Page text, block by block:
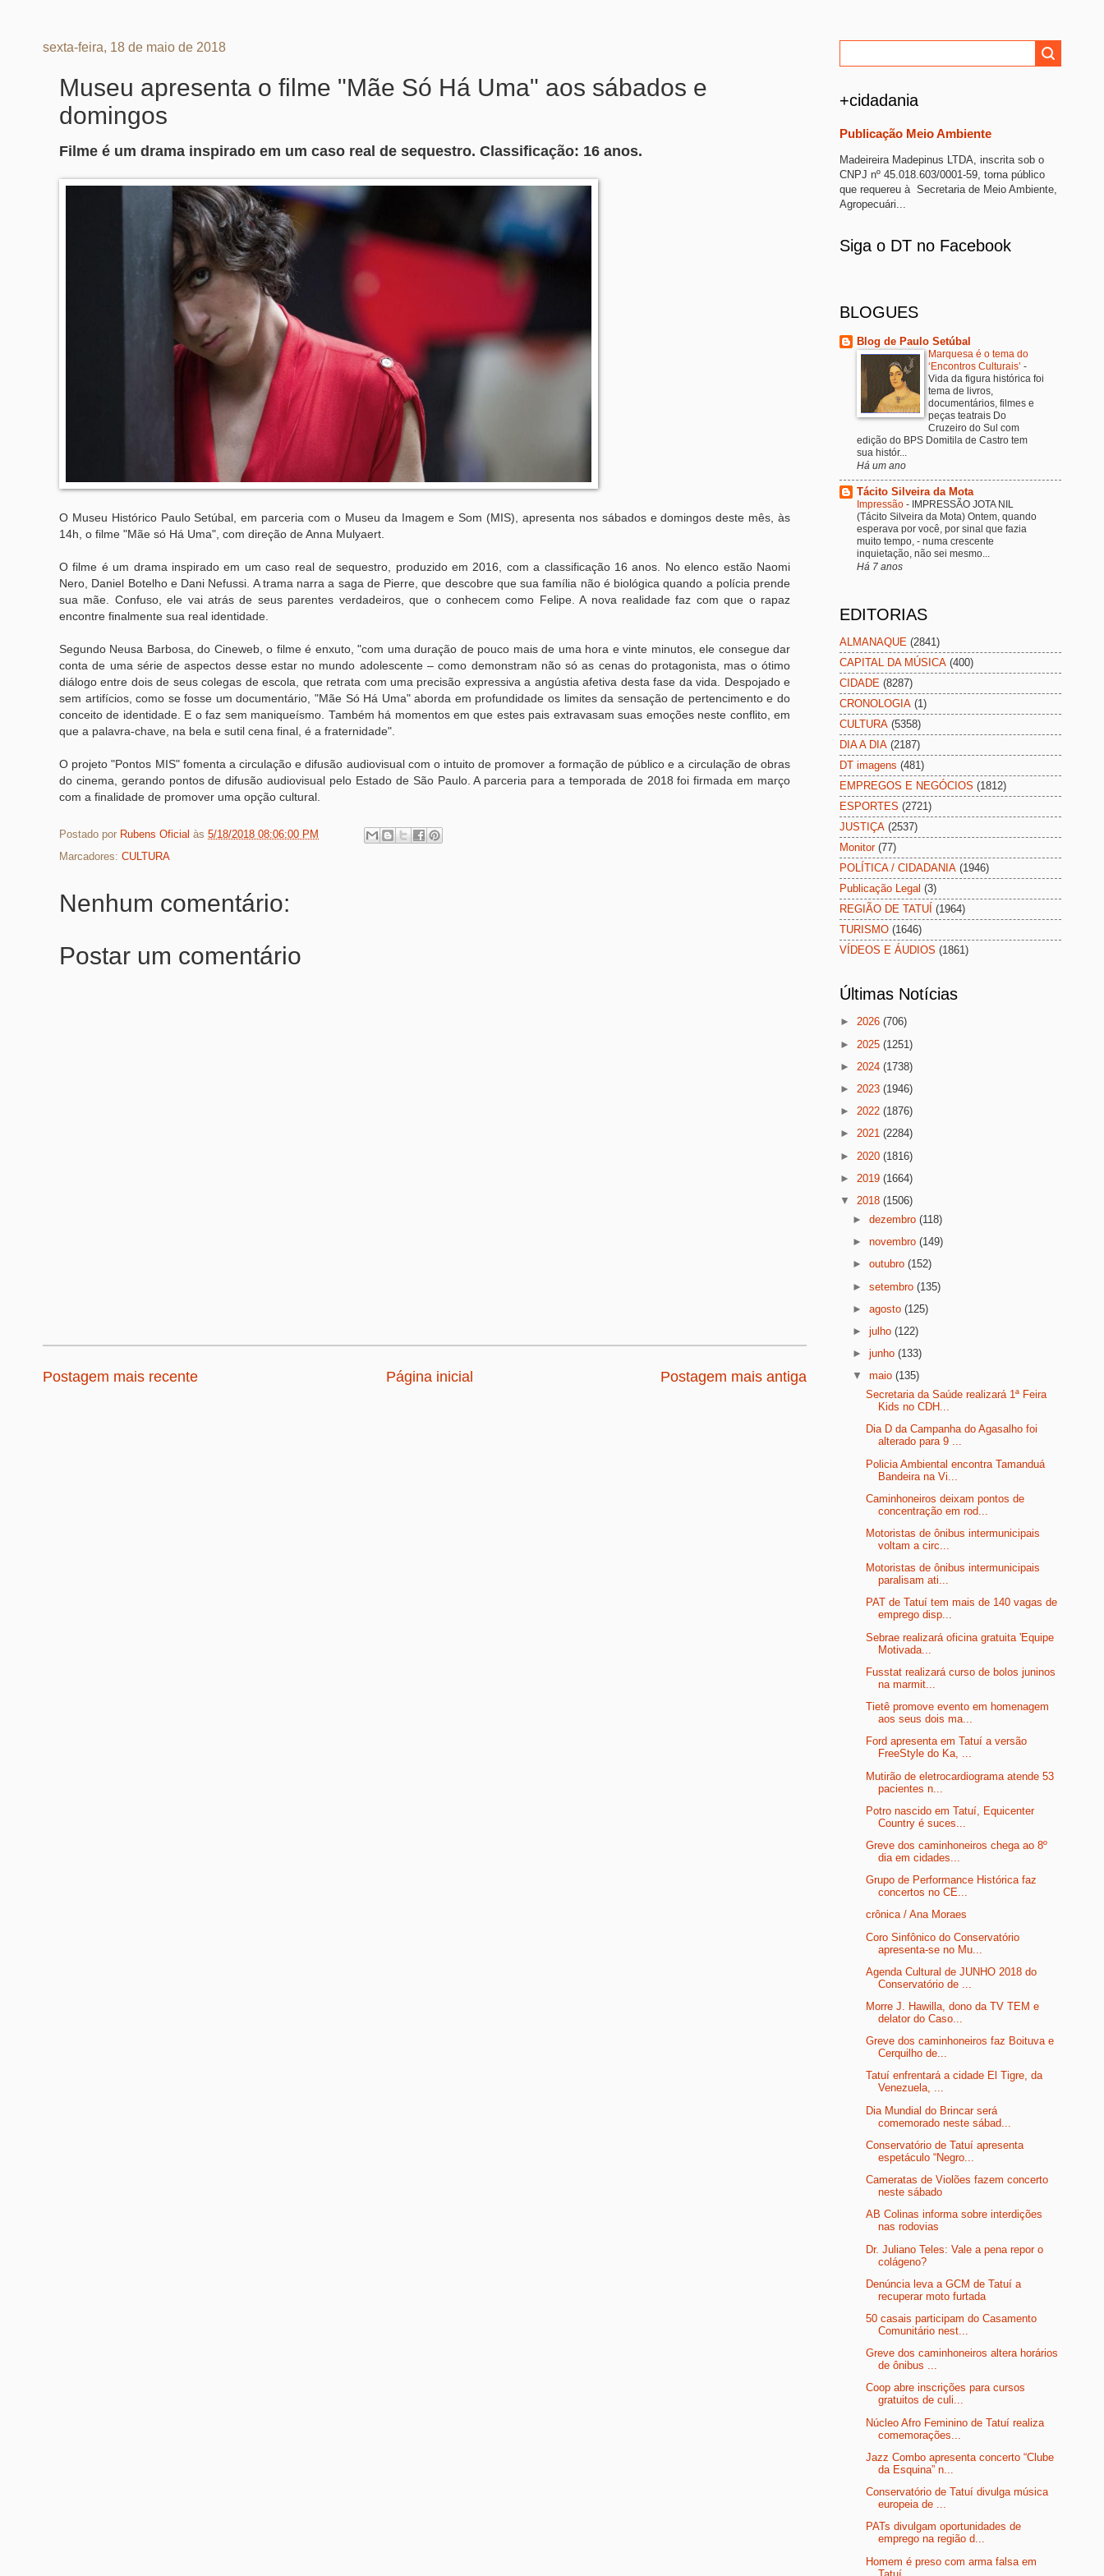
sexta-feira, 18 de maio de 2018
Museu apresenta o filme "Mãe Só Há Uma" aos sábados e
domingos
Filme é um drama inspirado em um caso real de sequestro. Classificação: 16 anos.
O Museu Histórico Paulo Setúbal, em parceria com o Museu da Imagem e Som (MIS), apresenta nos sábados e domingos deste mês, às
14h, o filme "Mãe só Há Uma", com direção de Anna Mulyaert.
O filme é um drama inspirado em um caso real de sequestro, produzido em 2016, com a classificação 16 anos. No elenco estão Naomi
Nero, Daniel Botelho e Dani Nefussi. A trama narra a saga de Pierre, que descobre que sua família não é biológica quando a polícia prende
sua mãe. Confuso, ele vai atrás de seus parentes verdadeiros, que o conhecem como Felipe. A nova realidade faz com que o rapaz
encontre finalmente sua real identidade.
Segundo Neusa Barbosa, do Cineweb, o filme é enxuto, "com uma duração de pouco mais de uma hora e vinte minutos, ele consegue dar
conta de uma série de aspectos desse estar no mundo adolescente – como demonstram não só as cenas do protagonista, mas o ótimo
diálogo entre dois de seus colegas de escola, que retrata com uma precisão expressiva a angústia afetiva desta fase da vida. Despojado e
sem artifícios, como se fosse um documentário, "Mãe Só Há Uma" aborda em profundidade os limites da sensação de pertencimento e do
conceito de identidade. E o faz sem maniqueísmo. Também há momentos em que estes pais extravasam suas emoções neste conflito, em
que a palavra-chave, na bela e sutil cena final, é a fraternidade".
O projeto "Pontos MIS" fomenta a circulação e difusão audiovisual com o intuito de promover a formação de público e a circulação de obras
do cinema, gerando pontos de difusão audiovisual pelo Estado de São Paulo. A parceria para a temporada de 2018 foi firmada em março
com a finalidade de promover uma opção cultural.
Postado por Rubens Oficial às 5/18/2018 08:06:00 PM
Marcadores: CULTURA
Nenhum comentário:
Postar um comentário
Postagem mais recente Postagem mais antiga
Página inicial
+cidadania
Publicação Meio Ambiente
Madeireira Madepinus LTDA, inscrita sob o
CNPJ nº 45.018.603/0001-59, torna público
que requereu à Secretaria de Meio Ambiente,
Agropecuári...
Siga o DT no Facebook
BLOGUES
Blog de Paulo Setúbal
Marquesa é o tema do
‘Encontros Culturais’ -
Vida da figura histórica foi
tema de livros,
documentários, filmes e
peças teatrais Do
Cruzeiro do Sul com
edição do BPS Domitila de Castro tem
sua histór...
Há um ano
Tácito Silveira da Mota
Impressão - IMPRESSÃO JOTA NIL
(Tácito Silveira da Mota) Ontem, quando
esperava por você, por sinal que fazia
muito tempo, - numa crescente
inquietação, não sei mesmo...
Há 7 anos
EDITORIAS
ALMANAQUE (2841)
CAPITAL DA MÚSICA (400)
CIDADE (8287)
CRONOLOGIA (1)
CULTURA (5358)
DIA A DIA (2187)
DT imagens (481)
EMPREGOS E NEGÓCIOS (1812)
ESPORTES (2721)
JUSTIÇA (2537)
Monitor (77)
POLÍTICA / CIDADANIA (1946)
Publicação Legal (3)
REGIÃO DE TATUÍ (1964)
TURISMO (1646)
VÍDEOS E ÁUDIOS (1861)
Últimas Notícias
► 2026 (706)
► 2025 (1251)
► 2024 (1738)
► 2023 (1946)
► 2022 (1876)
► 2021 (2284)
► 2020 (1816)
► 2019 (1664)
▼ 2018 (1506)
►dezembro(118)
►novembro(149)
►outubro(152)
►setembro(135)
►agosto(125)
►julho(122)
►junho(133)
▼maio(135)
Secretaria da Saúde realizará 1ª Feira
Kids no CDH...
Dia D da Campanha do Agasalho foi
alterado para 9 ...
Policia Ambiental encontra Tamanduá
Bandeira na Vi...
Caminhoneiros deixam pontos de
concentração em rod...
Motoristas de ônibus intermunicipais
voltam a circ...
Motoristas de ônibus intermunicipais
paralisam ati...
PAT de Tatuí tem mais de 140 vagas de
emprego disp...
Sebrae realizará oficina gratuita 'Equipe
Motivada...
Fusstat realizará curso de bolos juninos
na marmit...
Tietê promove evento em homenagem
aos seus dois ma...
Ford apresenta em Tatuí a versão
FreeStyle do Ka, ...
Mutirão de eletrocardiograma atende 53
pacientes n...
Potro nascido em Tatuí, Equicenter
Country é suces...
Greve dos caminhoneiros chega ao 8º
dia em cidades...
Grupo de Performance Histórica faz
concertos no CE...
crônica / Ana Moraes
Coro Sinfônico do Conservatório
apresenta-se no Mu...
Agenda Cultural de JUNHO 2018 do
Conservatório de ...
Morre J. Hawilla, dono da TV TEM e
delator do Caso...
Greve dos caminhoneiros faz Boituva e
Cerquilho de...
Tatuí enfrentará a cidade El Tigre, da
Venezuela, ...
Dia Mundial do Brincar será
comemorado neste sábad...
Conservatório de Tatuí apresenta
espetáculo “Negro...
Cameratas de Violões fazem concerto
neste sábado
AB Colinas informa sobre interdições
nas rodovias
Dr. Juliano Teles: Vale a pena repor o
colágeno?
Denúncia leva a GCM de Tatuí a
recuperar moto furtada
50 casais participam do Casamento
Comunitário nest...
Greve dos caminhoneiros altera horários
de ônibus ...
Coop abre inscrições para cursos
gratuitos de culi...
Núcleo Afro Feminino de Tatuí realiza
comemorações...
Jazz Combo apresenta concerto “Clube
da Esquina” n...
Conservatório de Tatuí divulga música
europeia de ...
PATs divulgam oportunidades de
emprego na região d...
Homem é preso com arma falsa em